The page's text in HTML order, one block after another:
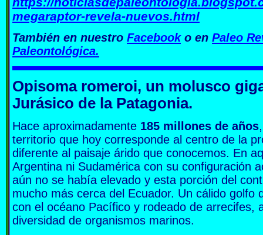
megaraptor-revela-nuevos.html
También en nuestro Facebooko en Paleo
Paleontológica.
Opisoma romeroi, un molusco
Jurásico de la Patagonia.
Hace aproximadamente 185 millones de años
territorio que hoy corresponde al centro de la
diferente al paisaje árido que conocemos. En
Argentina ni Sudamérica con su configuración
aún no se había elevado y esta porción del
mucho más cerca del Ecuador. Un cálido golfo
con el océano Pacífico y rodeado de arrecifes,
diversidad de organismos marinos.